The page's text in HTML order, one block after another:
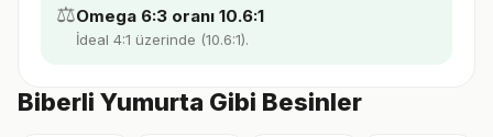
⚖️Omega 6:3 oranı 10.6:1
İdeal 4:1 üzerinde (10.6:1).
Biberli Yumurta Gibi Besinler